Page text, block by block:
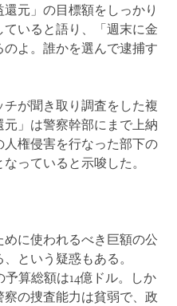
元」の目標額をしっかり
いると語り、「週末に金
よ。誰かを選んで逮捕す
が聞き取り調査をした複
」は警察幹部にまで上納
権侵害を行なった部下の
っていると示唆した。
に使われるべき巨額の公
という疑惑もある。
算総額は14億ドル。しか
の捜査能力は貧弱で、政